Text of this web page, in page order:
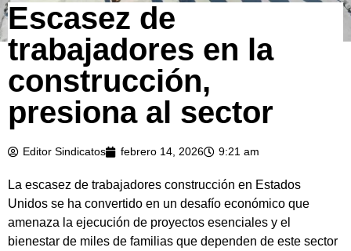
Escasez de
trabajadores en la
construcción,
presiona al sector
Editor Sindicatos febrero 14, 2026 9:21 am
La escasez de trabajadores construcción en Estados
Unidos se ha convertido en un desafío económico que
amenaza la ejecución de proyectos esenciales y el
bienestar de miles de familias que dependen de este sector